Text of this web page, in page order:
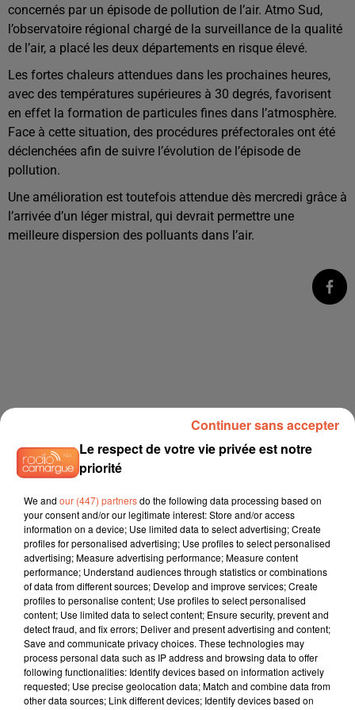
concernés par un épisode de pollution de l’air. Atmo Sud,
l’observatoire régional chargé de la surveillance de la qualité
de l’air, a placé les deux départements en risque élevé.
Les fortes chaleurs attendues dans les prochaines heures,
avec des températures supérieures à 30 degrés, favorisent
en effet la formation de particules fines dans l’atmosphère.
Face à cette situation, des procédures préfectorales ont été
déclenchées afin de suivre l’évolution de l’épisode de
pollution.
Une amélioration est toutefois attendue dès mercredi grâce à
l’arrivée d’un léger mistral, qui devrait permettre une
meilleure dispersion des polluants dans l’air.
Le respect de votre vie privée est notre
priorité
We and our (447) partnersdo the following data processing based on
your consent and/or our legitimate interest: Store and/or access
information on a device; Use limited data to select advertising; Create
profiles for personalised advertising; Use profiles to select personalised
advertising; Measure advertising performance; Measure content
performance; Understand audiences through statistics or combinations
of data from different sources; Develop and improve services; Create
profiles to personalise content; Use profiles to select personalised
content; Use limited data to select content; Ensure security, prevent and
detect fraud, and fix errors; Deliver and present advertising and content;
Save and communicate privacy choices. These technologies may
process personal data such as IP address and browsing data to offer
following functionalities: Identify devices based on information actively
requested; Use precise geolocation data; Match and combine data from
other data sources; Link different devices; Identify devices based on
Continuer sans accepter